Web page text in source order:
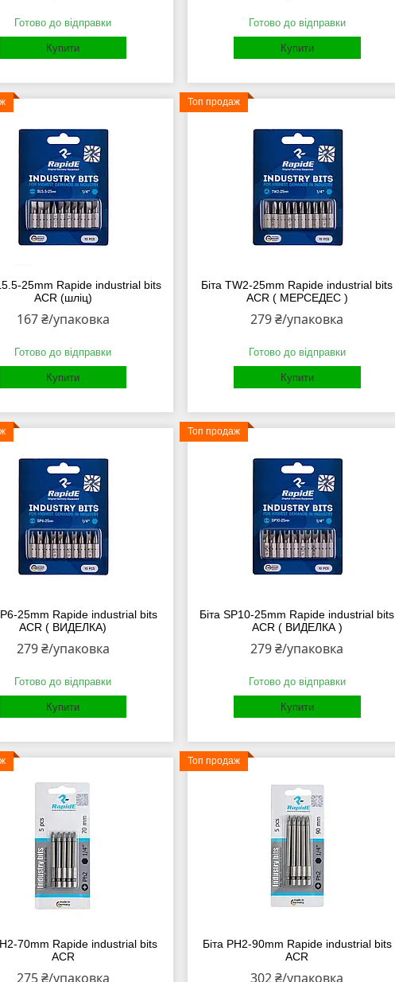
Готово до відправки
Купити
Готово до відправки
Купити
25mm Rapide industrial bits
ACR (шліц)
167 ₴/упаковка
Готово до відправки
Купити
Топ продаж
Біта TW2-25mm Rapide industrial bits
ACR ( МЕРСЕДЕС )
279 ₴/упаковка
Готово до відправки
Купити
25mm Rapide industrial bits
ACR ( ВИДЕЛКА)
279 ₴/упаковка
Готово до відправки
Купити
Топ продаж
Біта SP10-25mm Rapide industrial bits
ACR ( ВИДЕЛКА )
279 ₴/упаковка
Готово до відправки
Купити
70mm Rapide industrial bits
ACR
275 ₴/упаковка
Топ продаж
Біта PH2-90mm Rapide industrial bits
ACR
302 ₴/упаковка